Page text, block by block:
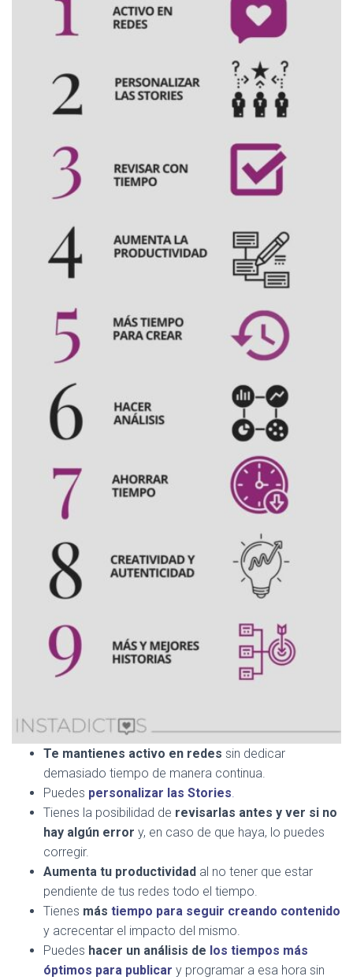
Te mantienes activo en redes sin dedicar
demasiado tiempo de manera continua.
Puedes personalizar las Stories.
Tienes la posibilidad de revisarlas antes y ver si no
hay algún error y, en caso de que haya, lo puedes
corregir.
Aumenta tu productividad al no tener que estar
pendiente de tus redes todo el tiempo.
Tienes más tiempo para seguir creando contenido
y acrecentar el impacto del mismo.
Puedes hacer un análisis de los tiempos más
óptimos para publicar y programar a esa hora sin